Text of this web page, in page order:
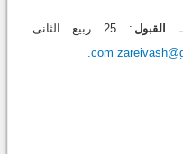
القبول
: 25 ربیع الثانی
.com